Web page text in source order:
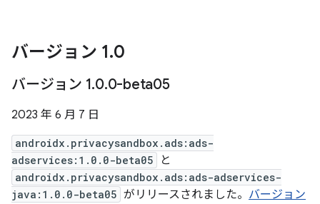
バージョン 1.0
バージョン 1.0.0-beta05
2023 年 6 月 7 日
androidx.privacysandbox.ads:ads-
adservices:1.0.0-beta05
と
androidx.privacysandbox.ads:ads-adservices-
java:1.0.0-beta05 がリリースされました。 バージョン